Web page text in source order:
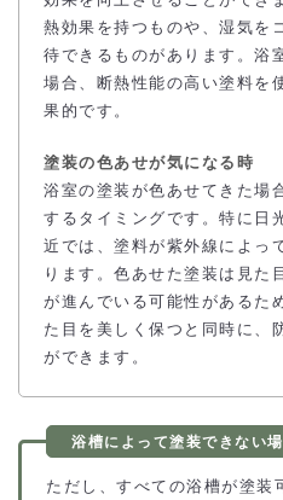
熱効果を持つものや、湿気を
待できるものがあります。浴
場合、断熱性能の高い塗料を
果的です。
塗装の色あせが気になる時
浴室の塗装が色あせてきた場
するタイミングです。特に日
近では、塗料が紫外線によっ
ります。色あせた塗装は見た
が進んでいる可能性があるた
た目を美しく保つと同時に、
ができます。
ただし、すべての浴槽が塗装